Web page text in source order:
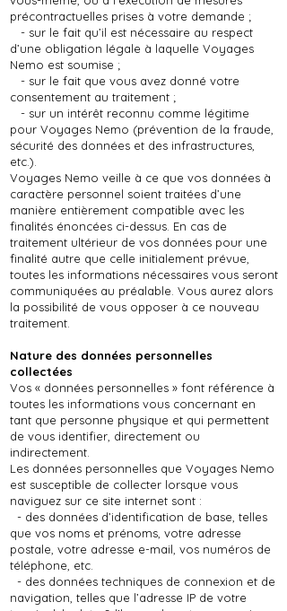
précontractuelles prises à votre demande ;
- sur le fait qu’il est nécessaire au respect
d’une obligation légale à laquelle Voyages
Nemo est soumise ;
- sur le fait que vous avez donné votre
consentement au traitement ;
- sur un intérêt reconnu comme légitime
pour Voyages Nemo (prévention de la fraude,
sécurité des données et des infrastructures,
etc.).
Voyages Nemo veille à ce que vos données à
caractère personnel soient traitées d’une
manière entièrement compatible avec les
finalités énoncées ci-dessus. En cas de
traitement ultérieur de vos données pour une
finalité autre que celle initialement prévue,
toutes les informations nécessaires vous seront
communiquées au préalable. Vous aurez alors
la possibilité de vous opposer à ce nouveau
traitement.
Nature des données personnelles
collectées
Vos « données personnelles » font référence à
toutes les informations vous concernant en
tant que personne physique et qui permettent
de vous identifier, directement ou
indirectement.
Les données personnelles que Voyages Nemo
est susceptible de collecter lorsque vous
naviguez sur ce site internet sont :
- des données d’identification de base, telles
que vos noms et prénoms, votre adresse
postale, votre adresse e-mail, vos numéros de
téléphone, etc.
- des données techniques de connexion et de
navigation, telles que l’adresse IP de votre